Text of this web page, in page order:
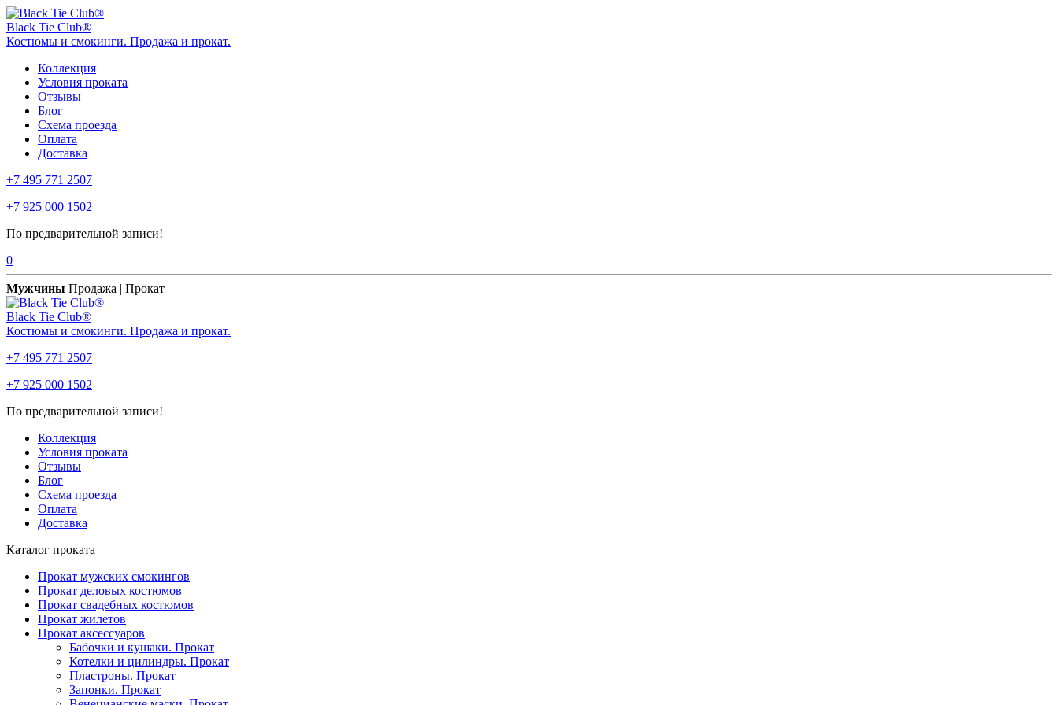
Black Tie Club®
Костюмы и смокинги. Продажа и прокат.
Коллекция
Условия проката
Отзывы
Блог
Схема проезда
Оплата
Доставка
+7 495 771 2507
+7 925 000 1502
По предварительной записи!
0
Мужчины Продажа | Прокат
Black Tie Club®
Костюмы и смокинги. Продажа и прокат.
+7 495 771 2507
+7 925 000 1502
По предварительной записи!
Коллекция
Условия проката
Отзывы
Блог
Схема проезда
Оплата
Доставка
Каталог проката
Прокат мужских смокингов
Прокат деловых костюмов
Прокат свадебных костюмов
Прокат жилетов
Прокат аксессуаров
Бабочки и кушаки. Прокат
Котелки и цилиндры. Прокат
Пластроны. Прокат
Запонки. Прокат